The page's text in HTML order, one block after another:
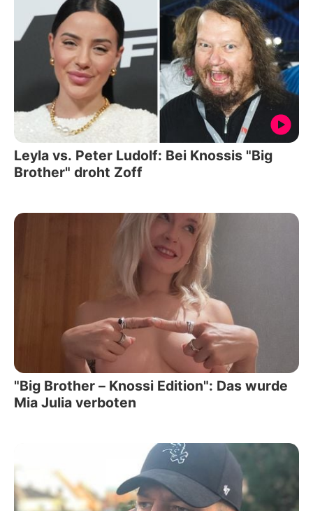
Leyla vs. Peter Ludolf: Bei Knossis "Big
Brother" droht Zoff
"Big Brother – Knossi Edition": Das wurde
Mia Julia verboten